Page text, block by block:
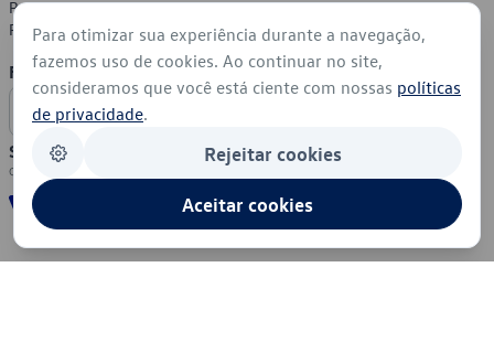
Política de Privacidade
Política de Cookies
Formas de Pagamento
Segurança
Para otimizar sua experiência durante a navegação,
fazemos uso de cookies. Ao continuar no site,
consideramos que você está ciente com nossas políticas
de privacidade.
Rejeitar cookies
Aceitar cookies